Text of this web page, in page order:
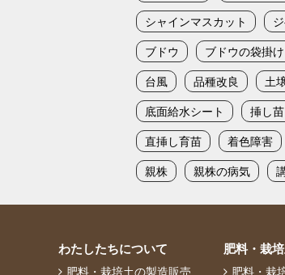
シャインマスカット
ブドウ
ブドウの袋掛け
台風
品種改良 土
底面給水シート
挿し苗
直挿し育苗
着色障害
親株
親株の病気
わたしたちについて
肥料・栽培土の製造販売
肥料・栽
肥料・栽